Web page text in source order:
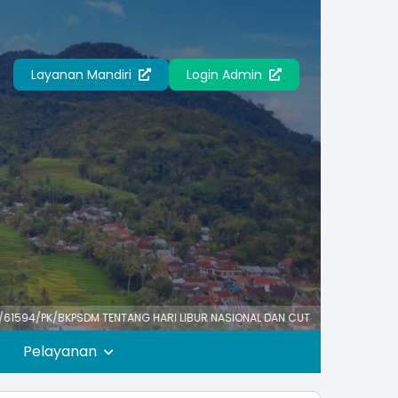
Layanan Mandiri Login Admin
TENTANG HARI LIBUR NASIONAL DAN CUTI BERSAMA TAHUN 2026,
Pelayanan